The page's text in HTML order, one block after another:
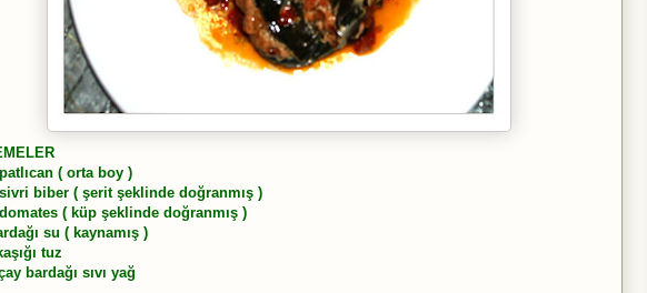
( orta boy )
biber ( şerit şeklinde doğranmış )
( küp şeklinde doğranmış )
su ( kaynamış )
tuz
bardağı sıvı yağ